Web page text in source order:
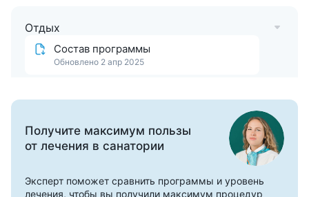
Отдых
Состав программы
Обновлено 2 апр 2025
Получите максимум пользы
от лечения в санатории
Эксперт поможет сравнить программы и уровень
лечения, чтобы вы получили максимум процедур